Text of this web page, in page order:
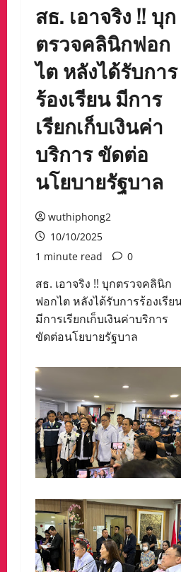
สธ. เอาจริง !! บุก
ตรวจคลินิกฟอก
ไต หลังได้รับการ
ร้องเรียน มีการ
เรียกเก็บเงินค่า
บริการ ขัดต่อ
นโยบายรัฐบาล
wuthiphong2
10/10/2025
1 minute read
0
สธ. เอาจริง !! บุกตรวจคลินิก
ฟอกไต หลังได้รับการร้องเรีย
มีการเรียกเก็บเงินค่าบริการ
ขัดต่อนโยบายรัฐบาล